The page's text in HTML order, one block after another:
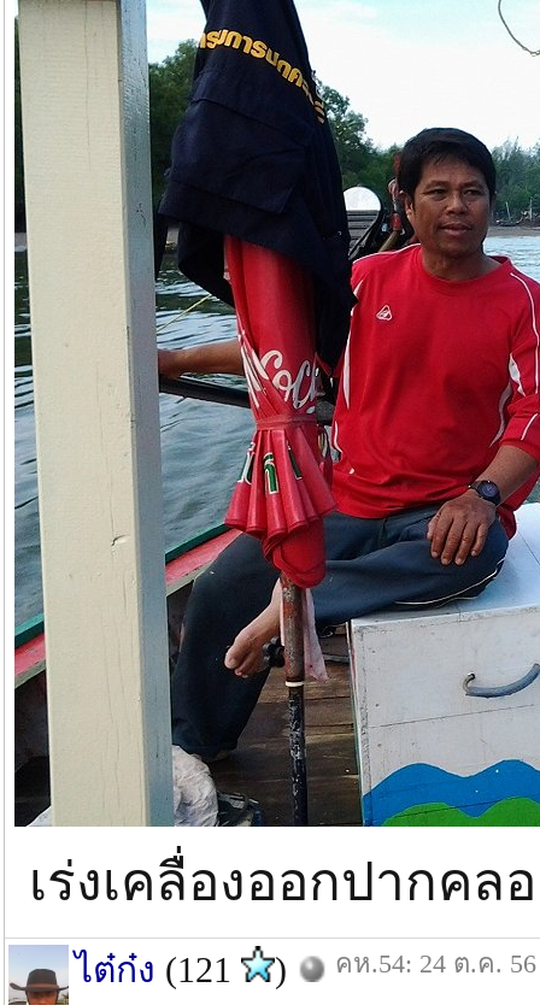
เร่งเคลื่องออกปากคล
ไต๋ก๋ง (121 ) คห.54: 24 ต.ค. 56